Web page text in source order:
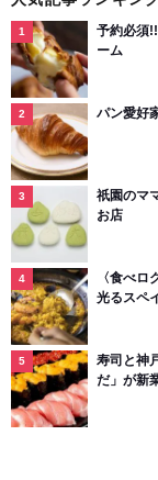
予約必須
ーム
パン愛好
祇園のマ
お店
〈食べ
光るスペ
寿司と神
だ」が新